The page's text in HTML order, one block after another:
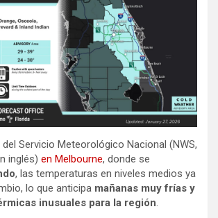
Servicio Meteorológico Nacional (NWS,
inglés) en Melbourne, donde se
, las temperaturas en niveles medios ya
lo que anticipa mañanas muy frías y
inusuales para la región.